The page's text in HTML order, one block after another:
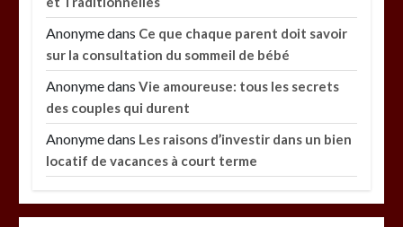
Anonymedans Ce que chaque parent doit savoir
sur la consultation du sommeil de bébé
AnonymedansVie amoureuse: tous les secrets
des couples qui durent
Anonymedans Les raisons d’investir dans un bien
locatif de vacances à court terme